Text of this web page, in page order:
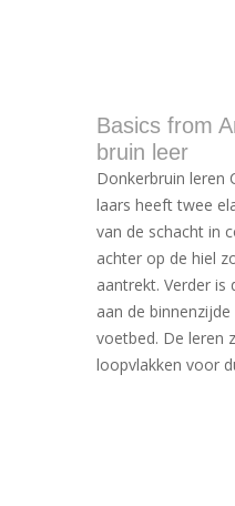
Basics from
bruin leer
Donkerbruin leren
laars heeft twee
van de schacht in
achter op de hiel
aantrekt. Verder is
aan de
voetbed. De leren
loopvlakken voor